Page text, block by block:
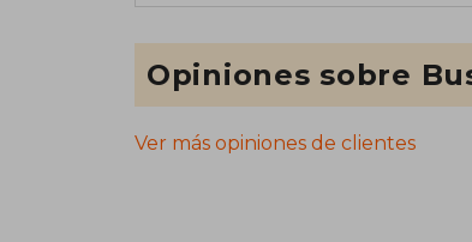
Opiniones sobre
Ver más opiniones de clientes